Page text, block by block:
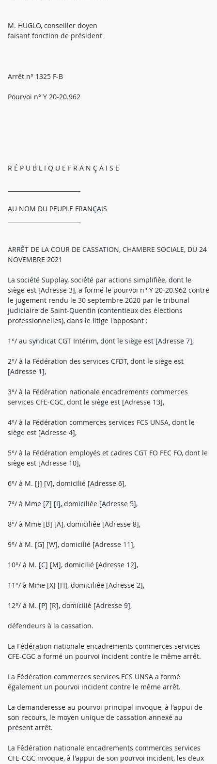
M. HUGLO, conseiller doyen
faisant fonction de président
Arrêt n° 1325 F-B
Pourvoi n° Y 20-20.962
R É P U B L I Q U E F R A N Ç A I S E
AU NOM DU PEUPLE FRANÇAIS
ARRÊT DE LA COUR DE CASSATION, CHAMBRE SOCIALE, DU 24
NOVEMBRE 2021
La société Supplay, société par actions simplifiée, dont le
siège est [Adresse 3], a formé le pourvoi n° Y 20-20.962 contre
le jugement rendu le 30 septembre 2020 par le tribunal
judiciaire de Saint-Quentin (contentieux des élections
professionnelles), dans le litige l'opposant :
1°/ au syndicat CGT Intérim, dont le siège est [Adresse 7],
2°/ à la Fédération des services CFDT, dont le siège est
[Adresse 1],
3°/ à la Fédération nationale encadrements commerces
services CFE-CGC, dont le siège est [Adresse 13],
4°/ à la Fédération commerces services FCS UNSA, dont le
siège est [Adresse 4],
5°/ à la Fédération employés et cadres CGT FO FEC FO, dont le
siège est [Adresse 10],
6°/ à M. [J] [V], domicilié [Adresse 6],
7°/ à Mme [Z] [I], domiciliée [Adresse 5],
8°/ à Mme [B] [A], domiciliée [Adresse 8],
9°/ à M. [G] [W], domicilié [Adresse 11],
10°/ à M. [C] [M], domicilié [Adresse 12],
11°/ à Mme [X] [H], domiciliée [Adresse 2],
12°/ à M. [P] [R], domicilié [Adresse 9],
défendeurs à la cassation.
La Fédération nationale encadrements commerces services
CFE-CGC a formé un pourvoi incident contre le même arrêt.
La Fédération commerces services FCS UNSA a formé
également un pourvoi incident contre le même arrêt.
La demanderesse au pourvoi principal invoque, à l'appui de
son recours, le moyen unique de cassation annexé au
présent arrêt.
La Fédération nationale encadrements commerces services
CFE-CGC invoque, à l'appui de son pourvoi incident, les deux